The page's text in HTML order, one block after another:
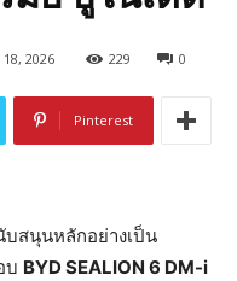
2026 229 0
Pinterest
บสนุนหลักอย่างเป็น
บ BYD SEALION 6 DM-i